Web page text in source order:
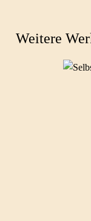
Weitere